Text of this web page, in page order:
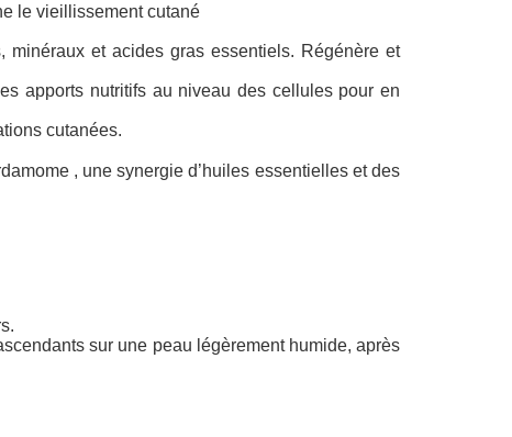
le vieillissement cutané
et acides gras essentiels. Régénère et
apports nutritifs au niveau des cellules pour en
cutanées.
, une synergie d’huiles essentielles et des
sur une peau légèrement humide, après